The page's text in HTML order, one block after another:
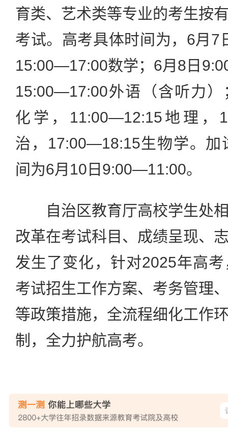
育类、艺术类等专业的考生按
考试。高考具体时间为，6月
15:00—17:00数学；6月8日
15:00—17:00外语（含听力
化学，11:00—12:15地理，
治，17:00—18:15生物学。加
间为6月10日9:00—11:00。
自治区教育厅高校学生处相
改革在考试科目、成绩呈现、
发生了变化，针对2025年高
考试招生工作方案、考务管理
等政策措施，全流程细化工作
制，全力护航高考。